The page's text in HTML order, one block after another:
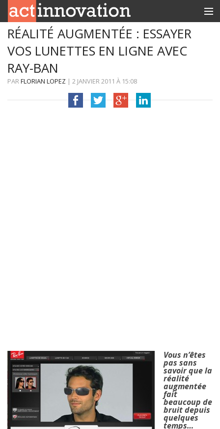
RUBRIQUES
INNOBOX
CONTACT
RÉALITÉ AUGMENTÉE : ESSAYER
VOS LUNETTES EN LIGNE AVEC
RAY-BAN
PARFLORIAN LOPEZ | 2 JANVIER 2011 À 15:08
Vous n’êtes
pas sans
savoir que la
réalité
augmentée
fait
beaucoup de
bruit depuis
quelques
temps…